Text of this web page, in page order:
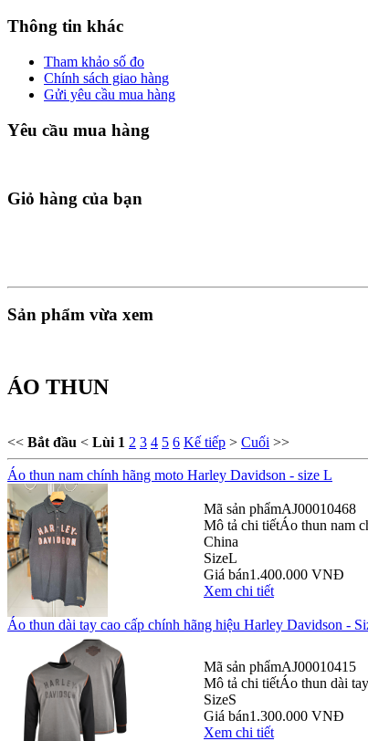
Thông tin khác
Tham khảo số đo
Chính sách giao hàng
Gửi yêu cầu mua hàng
Yêu cầu mua hàng
Giỏ hàng của bạn
Sản phẩm vừa xem
ÁO THUN
<< Bắt đầu < Lùi 1 2 3 4 5 6 Kế tiếp > Cuối >>
Áo thun nam chính hãng moto Harley Davidson - size L
Mã sản phẩmAJ00010468
Mô tả chi tiếtÁo thun nam
China
SizeL
Giá bán1.400.000 VNĐ
Xem chi tiết
Áo thun dài tay cao cấp chính hãng hiệu Harley Davidson -
Mã sản phẩmAJ00010415
Mô tả chi tiếtÁo thun dài
SizeS
Giá bán1.300.000 VNĐ
Xem chi tiết